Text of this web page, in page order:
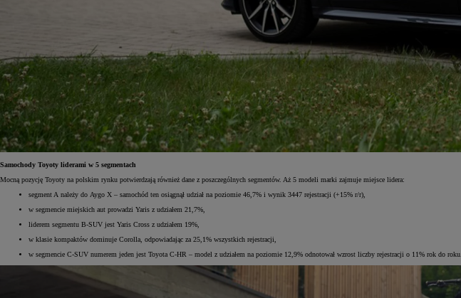
105 300 zł
Samochody Toyoty liderami w 5 segmentach
Mocną pozycję Toyoty na polskim rynku potwierdzają również dane z poszczególnych segmentów. Aż 5 modeli marki zajmuje miejsce lidera:
segment A należy do Aygo X – samochód ten osiągnął udział na poziomie 46,7% i wynik 3447 rejestracji (+15% r/r),
w segmencie miejskich aut prowadzi Yaris z udziałem 21,7%,
liderem segmentu B-SUV jest Yaris Cross z udziałem 19%,
w klasie kompaktów dominuje Corolla, odpowiadając za 25,1% wszystkich rejestracji,
w segmencie C-SUV numerem jeden jest Toyota C-HR – model z udziałem na poziomie 12,9% odnotował wzrost liczby rejestracji o 11% rok do roku.